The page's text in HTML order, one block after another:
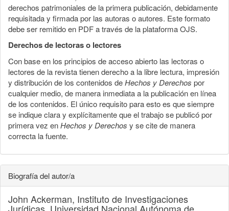
derechos patrimoniales de la primera publicación, debidamente
requisitada y firmada por las autoras o autores. Este formato
debe ser remitido en PDF a través de la plataforma OJS.
Derechos de lectoras o lectores
Con base en los principios de acceso abierto las lectoras o
lectores de la revista tienen derecho a la libre lectura, impresión
y distribución de los contenidos deHechos y Derechos por
cualquier medio, de manera inmediata a la publicación en línea
de los contenidos. El único requisito para esto es que siempre
se indique clara y explícitamente que el trabajo se publicó por
primera vez enHechos y Derechos y se cite de manera
correcta la fuente.
Biografía del autor/a
John Ackerman, Instituto de Investigaciones